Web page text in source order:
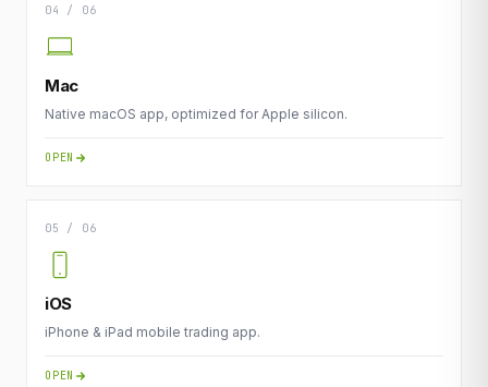
04 / 06
Mac
Native macOS app, optimized for Apple silicon.
OPEN
05 / 06
iOS
iPhone & iPad mobile trading app.
OPEN